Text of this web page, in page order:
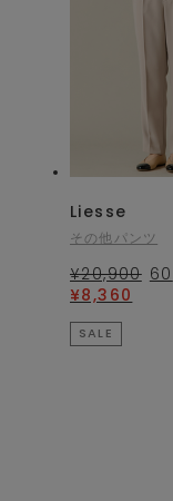
Liesse
その他パンツ
¥20,900 60
¥8,360
SALE